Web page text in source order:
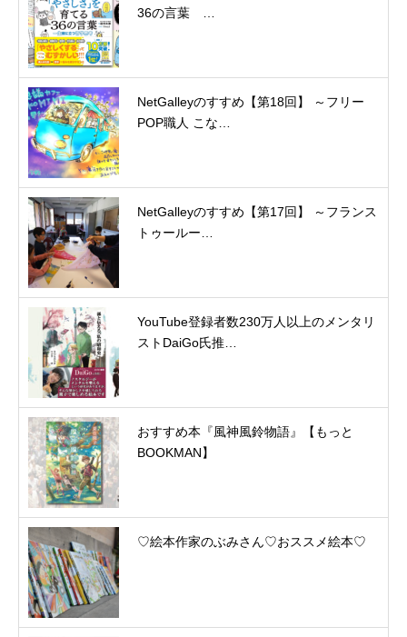
36の言葉 …
NetGalleyのすすめ【第18回】 ～フリー
POP職人 こな…
NetGalleyのすすめ【第17回】 ～フランス
トゥールー…
YouTube登録者数230万人以上のメンタリ
ストDaiGo氏推…
おすすめ本『風神風鈴物語』【もっと
BOOKMAN】
♡絵本作家のぶみさん♡おススメ絵本♡